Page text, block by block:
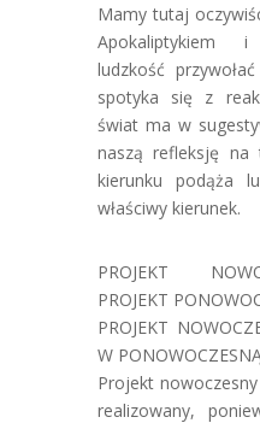
Mamy tutaj
Apokaliptykiem
ludzkość
spotyka się z
świat ma w
naszą refleksję
kierunku podąża
właściwy kierunek.
PROJEKT
PROJEKT
PROJEKT
W
Projekt
realizowany,